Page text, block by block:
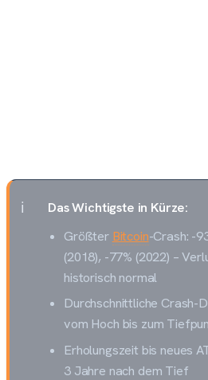
Das Wichtigste in Kürze:
Größter Bitcoin-Crash: -
(2018), -77% (2022) –
historisch normal
Durchschnittliche Crash-
vom Hoch bis zum
Erholungszeit bis neues
3 Jahre nach dem Tief